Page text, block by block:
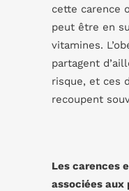
cette carence
peut être en
vitamines.
partagent
risque, et ces
recoupent
Les carences
associées